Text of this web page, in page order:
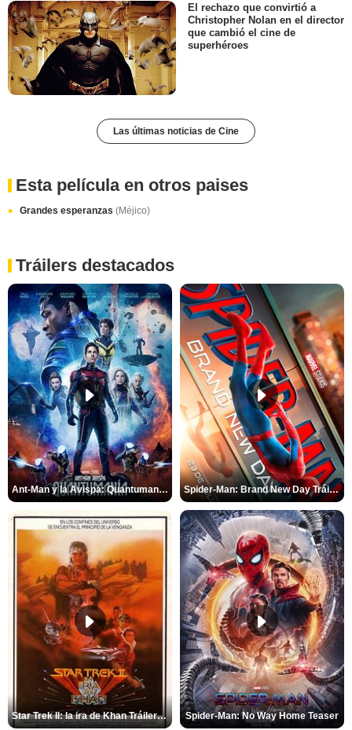
El rechazo que convirtió a
Christopher Nolan en el director
que cambió el cine de
superhéroes
Las últimas noticias de Cine
Esta película en otros paises
Grandes esperanzas (Méjico)
Tráilers destacados
Ant-Man y la Avispa: Quantumanía Tráiler (2) Spider-Man: Brand New Day Tráiler (3)
Star Trek II: la ira de Khan Tráiler VO Spider-Man: No Way Home Teaser